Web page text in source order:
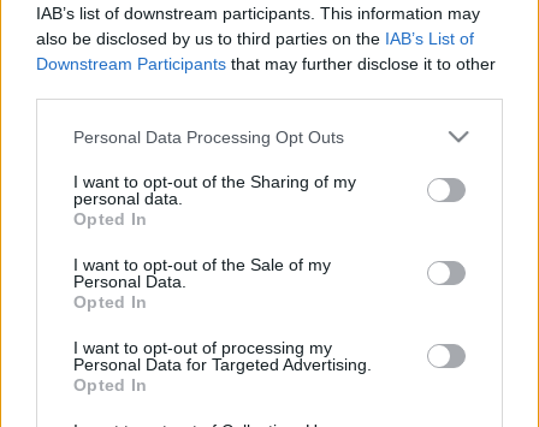
IAB’s list of downstream participants. This information may
also be disclosed by us to third parties on the IAB’s List of
Downstream Participants that may further disclose it to other
Please note that this website/app uses one or more Google
not limited to your visit or usage behaviour. You may click to
grant or deny consent to Google and its third-party tags to
use your data for below specified purposes in below Google
consent section.
Personal Data Processing Opt Outs
I want to opt-out of the Sharing of my
personal data.
Opted In
I want to opt-out of the Sale of my
Personal Data.
Opted In
I want to opt-out of processing my
Personal Data for Targeted Advertising.
Opted In
ÉLETVESZÉLY: EGY KOCCANÁS UTÁN AZ M1-ES
BELSŐ SÁVJÁBAN CSÓKOLÓZOTT A PÁR A
KOROMSÖTÉT ÉJSZAKÁBAN
Se mellény, se gondolkodás.
VALÓSULHAT MEG A FŐVÁROSBAN, CSAK
GYŐZZÜK KIVÁRNI
Felújított vasútvonalak, új megállók, alagút a város alatt,
parkolók és még több közúti kapacitás. A főváros és az
agglomerációs vasúti stratégia, ám a kormány és a
városvezetés harca még felülírhat bármit.
CSÜTÖRTÖKTŐL SÚLYKORLÁTOZÁST